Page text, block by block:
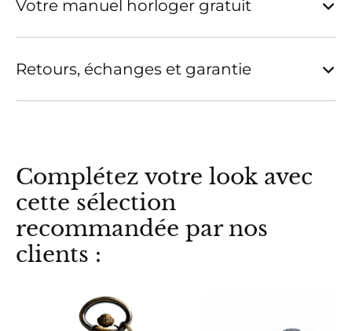
Votre manuel horloger gratuit
Retours, échanges et garantie
Complétez votre look avec
cette sélection
recommandée par nos
clients :